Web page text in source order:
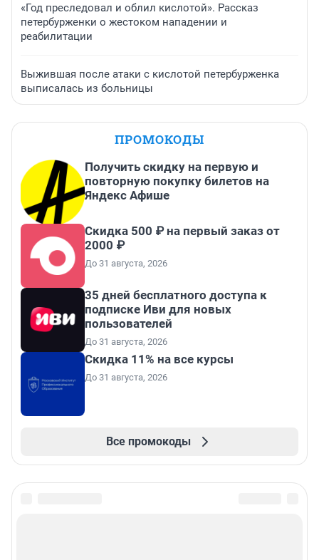
«Год преследовал и облил кислотой». Рассказ
петербурженки о жестоком нападении и
реабилитации
Выжившая после атаки с кислотой петербурженка
выписалась из больницы
ПРОМОКОДЫ
Получить скидку на первую и
повторную покупку билетов на
Яндекс Афише
Скидка 500 ₽ на первый заказ от
2000 ₽
До 31 августа, 2026
35 дней бесплатного доступа к
подписке Иви для новых
пользователей
До 31 августа, 2026
Скидка 11% на все курсы
До 31 августа, 2026
Все промокоды